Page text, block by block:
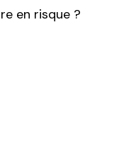
en risque ?